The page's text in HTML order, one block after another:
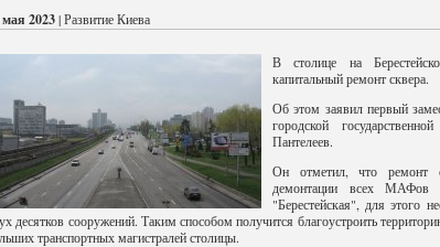
мая 2023| Развитие Киева
В столице на
капитальный ремонт сквера.
Об этом заявил первый
городской
Пантелеев.
Он отметил, что ремонт
демонтации всех МАФов
"Берестейская", для этого
десятков сооружений. Таким способом получится благоустроить
транспортных магистралей столицы.